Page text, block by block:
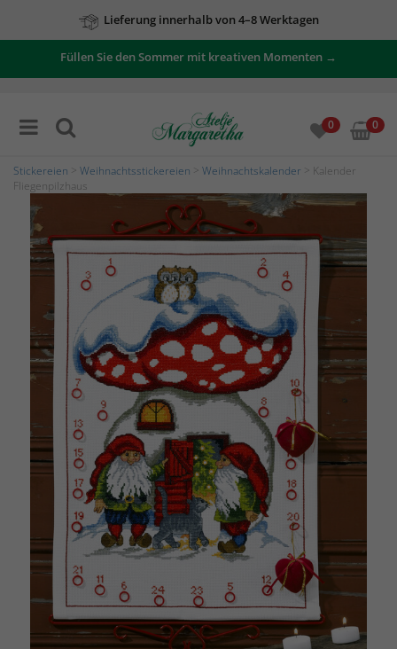
Lieferung innerhalb von 4–8 Werktagen
Zu unseren Angeboten
Füllen Sie den Sommer mit kreativen Momenten →
0 0
Stickereien Weihnachtsstickereien Weihnachtskalender > Kalender
Fliegenpilzhaus